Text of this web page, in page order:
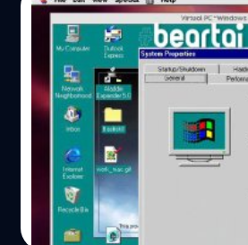
พอจะเข้าใจได้ว่า "Rosetta 2" ไม่
ประเภท VM หรือ…
27/06/2020
ย้อนอดีตยุค Mac ใช้
ชาวแอปเปิ้ลนั้นลง DOS/
ยังไง?
จากบทความเดิมที่พูดถึงเรื่องเมื่อ
จะส่งผลกระทบต่อการลง Windows
จึงอยากพาให้มารู้จักว่า ในอดีตก่อน
เป็นชิป x86, x86-64 แบบเดียวกับ
PowerPC และ Motorola มาก่อน ซึ่ง
Windows ตรงๆ ได้ แต่ก็ใช่ว่าไม่มี
ไปลง แต่ประเด็นคือลงกันยังไง และ
ณัชธนัท จุโฬทก| 2232 days ago
Read More